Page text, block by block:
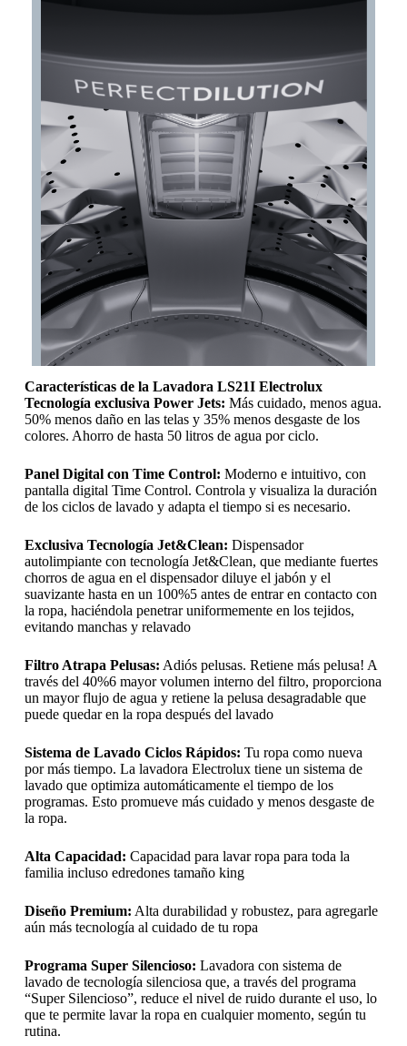
Características de la Lavadora LS21I Electrolux
Tecnología exclusiva Power Jets: Más cuidado, menos agua.
50% menos daño en las telas y 35% menos desgaste de los
colores. Ahorro de hasta 50 litros de agua por ciclo.
Panel Digital con Time Control: Moderno e intuitivo, con
pantalla digital Time Control. Controla y visualiza la duración
de los ciclos de lavado y adapta el tiempo si es necesario.
Exclusiva Tecnología Jet&Clean: Dispensador
autolimpiante con tecnología Jet&Clean, que mediante fuertes
chorros de agua en el dispensador diluye el jabón y el
suavizante hasta en un 100%5 antes de entrar en contacto con
la ropa, haciéndola penetrar uniformemente en los tejidos,
evitando manchas y relavado
Filtro Atrapa Pelusas: Adiós pelusas. Retiene más pelusa! A
través del 40%6 mayor volumen interno del filtro, proporciona
un mayor flujo de agua y retiene la pelusa desagradable que
puede quedar en la ropa después del lavado
Sistema de Lavado Ciclos Rápidos: Tu ropa como nueva
por más tiempo. La lavadora Electrolux tiene un sistema de
lavado que optimiza automáticamente el tiempo de los
programas. Esto promueve más cuidado y menos desgaste de
la ropa.
Alta Capacidad: Capacidad para lavar ropa para toda la
familia incluso edredones tamaño king
Diseño Premium: Alta durabilidad y robustez, para agregarle
aún más tecnología al cuidado de tu ropa
Programa Super Silencioso: Lavadora con sistema de
lavado de tecnología silenciosa que, a través del programa
“Super Silencioso”, reduce el nivel de ruido durante el uso, lo
que te permite lavar la ropa en cualquier momento, según tu
rutina.